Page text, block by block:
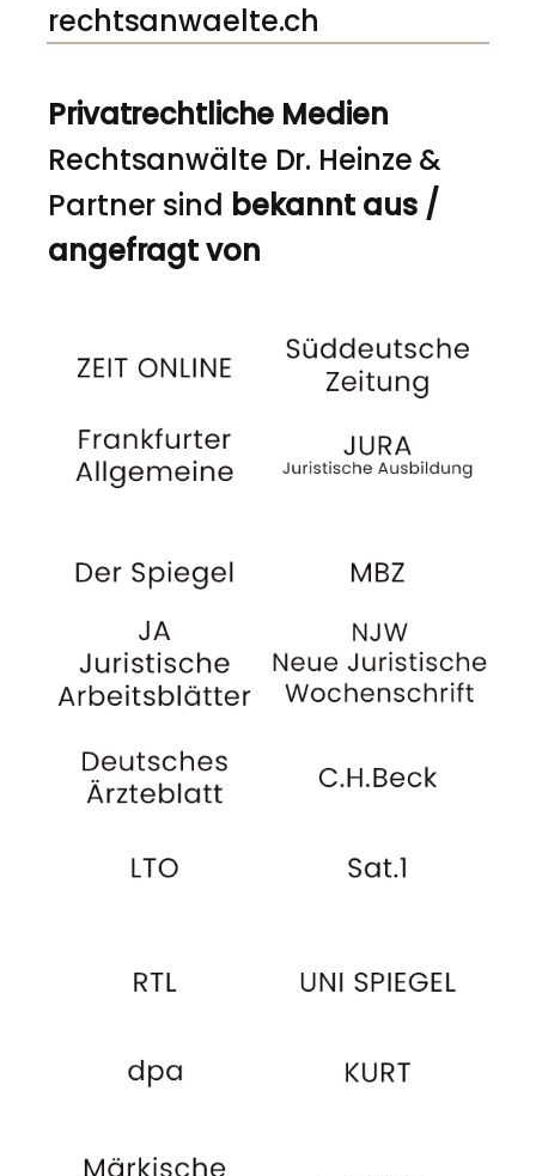
rechtsanwaelte.ch
Privatrechtliche Medien
Rechtsanwälte Dr. Heinze &
Partner sind bekannt aus /
angefragt von